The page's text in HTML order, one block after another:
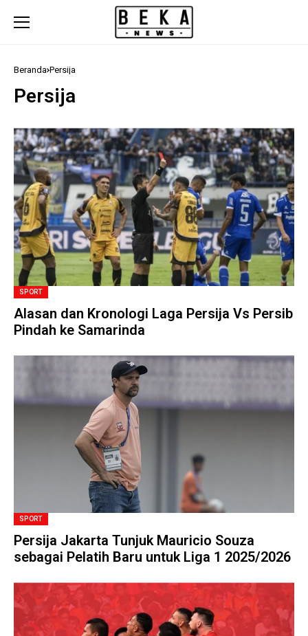
Beranda Persija
Persija
SPORT
Alasan dan Kronologi Laga Persija Vs Persib
Pindah ke Samarinda
SPORT
Persija Jakarta Tunjuk Mauricio Souza
sebagai Pelatih Baru untuk Liga 1 2025/2026